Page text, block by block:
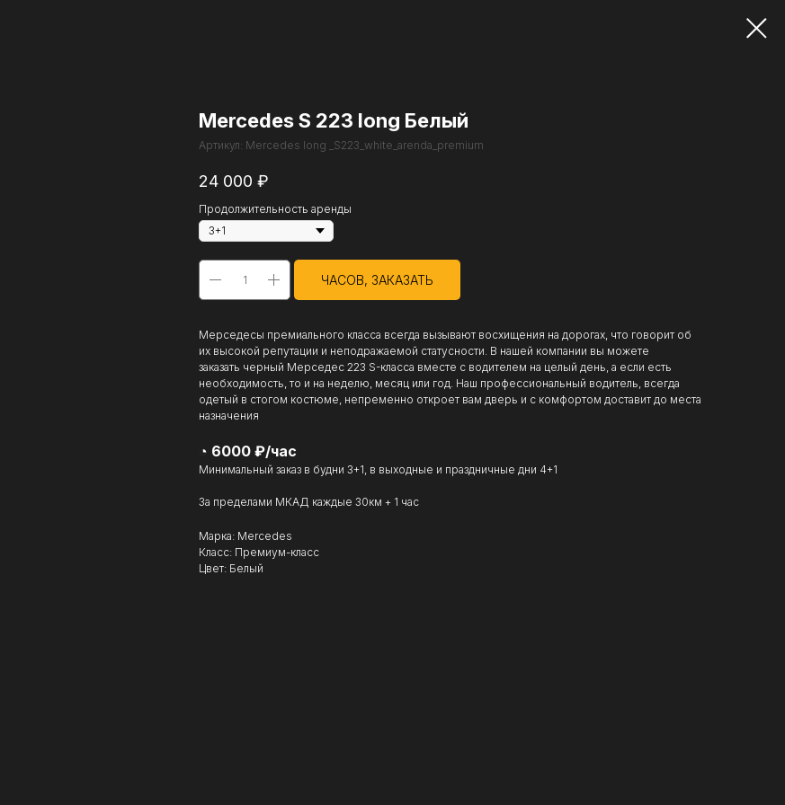
Mercedes S 223 long Белый
Артикул: Mercedes long _S223_white_arenda_premium
24 000 ₽
Продолжительность аренды
ЧАСОВ, ЗАКАЗАТЬ
Мерседесы премиального класса всегда вызывают восхищения на дорогах, что говорит об
их высокой репутации и неподражаемой статусности. В нашей компании вы можете
заказать черный Мерседес 223 S-класса вместе с водителем на целый день, а если есть
необходимость, то и на неделю, месяц или год. Наш профессиональный водитель, всегда
одетый в стогом костюме, непременно откроет вам дверь и с комфортом доставит до места
назначения
◔ 6000 ₽/час
Минимальный заказ в будни 3+1, в выходные и праздничные дни 4+1
За пределами МКАД каждые 30км + 1 час
Марка: Mercedes
Класс: Премиум-класс
Цвет: Белый